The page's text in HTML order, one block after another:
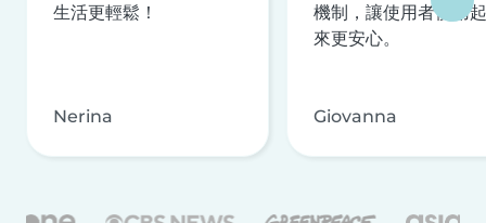
生活更輕鬆！
Nerina
機制，讓使用者使用起
來更安心。
Giovanna